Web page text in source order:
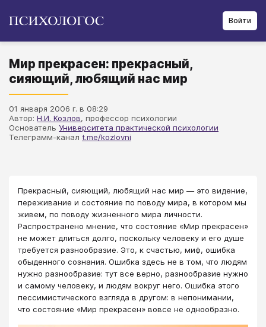
Войти
Мир прекрасен: прекрасный,
сияющий, любящий нас мир
01 января 2006 г. в 08:29
Автор: Н.И. Козлов, профессор психологии
Основатель Университета практической психологии
Телеграмм-канал t.me/kozlovni
Прекрасный, сияющий, любящий нас мир — это видение,
переживание и состояние по поводу мира, в котором мы
живем, по поводу жизненного мира личности.
Распространено мнение, что состояние «Мир прекрасен»
не может длиться долго, поскольку человеку и его душе
требуется разнообразие. Это, к счастью, миф, ошибка
обыденного сознания. Ошибка здесь не в том, что людям
нужно разнообразие: тут все верно, разнообразие нужно
и самому человеку, и людям вокруг него. Ошибка этого
пессимистического взгляда в другом: в непонимании,
что состояние «Мир прекрасен» вовсе не однообразно.​​​​​​​​​​​​​​​​​​​​​​​​​​​